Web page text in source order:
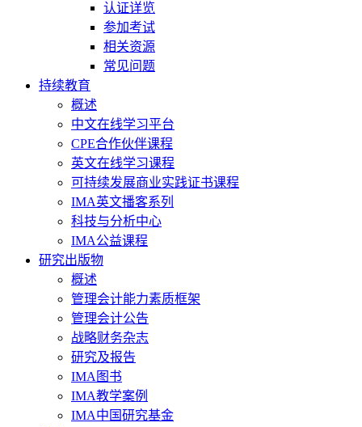
认证详览
参加考试
相关资源
常见问题
持续教育
概述
中文在线学习平台
CPE合作伙伴课程
英文在线学习课程
可持续发展商业实践证书课程
IMA英文播客系列
科技与分析中心
IMA公益课程
研究出版物
概述
管理会计能力素质框架
管理会计公告
战略财务杂志
研究及报告
IMA图书
IMA教学案例
IMA中国研究基金